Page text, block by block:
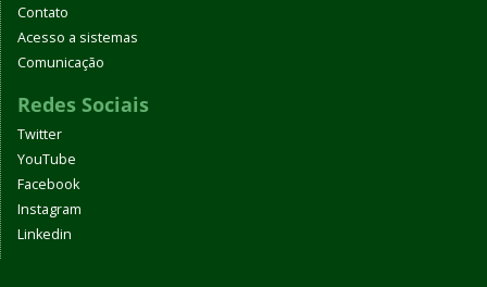
Contato
Acesso a sistemas
Comunicação
Redes Sociais
Twitter
YouTube
Facebook
Instagram
Linkedin